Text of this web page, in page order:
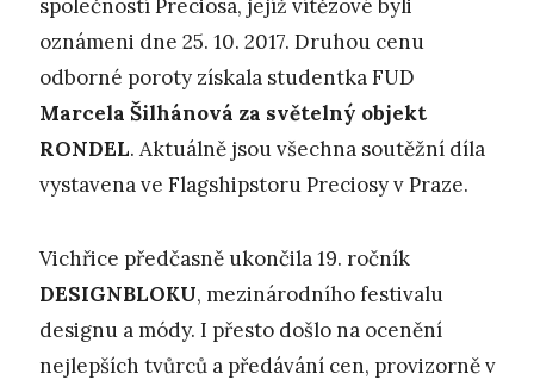
společností Preciosa, jejíž vítězové byli
oznámeni dne 25. 10. 2017. Druhou cenu
odborné poroty získala studentka FUD
Marcela Šilhánová za světelný objekt
RONDEL. Aktuálně jsou všechna soutěžní díla
vystavena ve Flagshipstoru Preciosy v Praze.
Vichřice předčasně ukončila 19. ročník
DESIGNBLOKU, mezinárodního festivalu
designu a módy. I přesto došlo na ocenění
nejlepších tvůrců a předávání cen, provizorně v